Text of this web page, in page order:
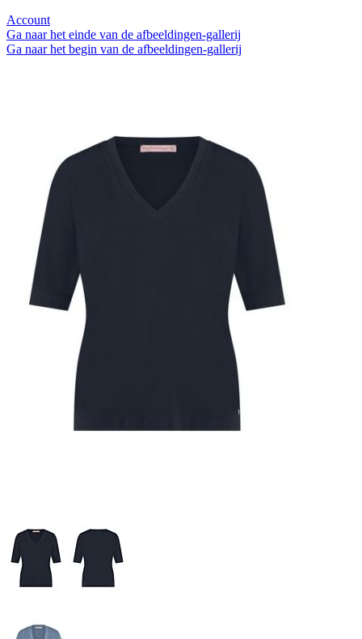
Account
Ga naar het einde van de afbeeldingen-gallerij
Ga naar het begin van de afbeeldingen-gallerij